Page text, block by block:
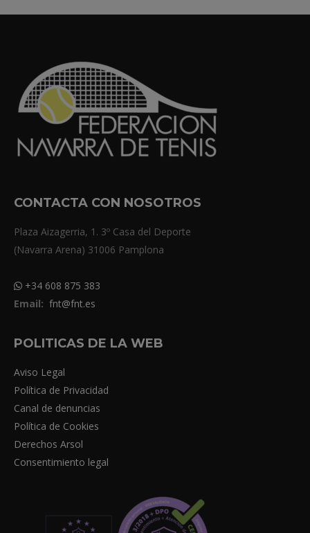
CONTACTA CON NOSOTROS
Plaza Aizagerria, 1. 3º Casa del Deporte
(Navarra Arena) 31006 Pamplona
+34 608 875 383
Email: fnt@fnt.es
POLITICAS DE LA WEB
Aviso Legal
Política de Privacidad
Canal de denuncias
Política de Cookies
Derechos Arsol
Consentimiento legal